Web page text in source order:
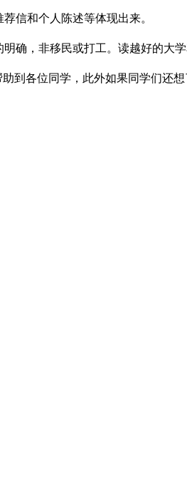
信和个人陈述等体现出来。
确，非移民或打工。读越好的大
到各位同学，此外如果同学们还